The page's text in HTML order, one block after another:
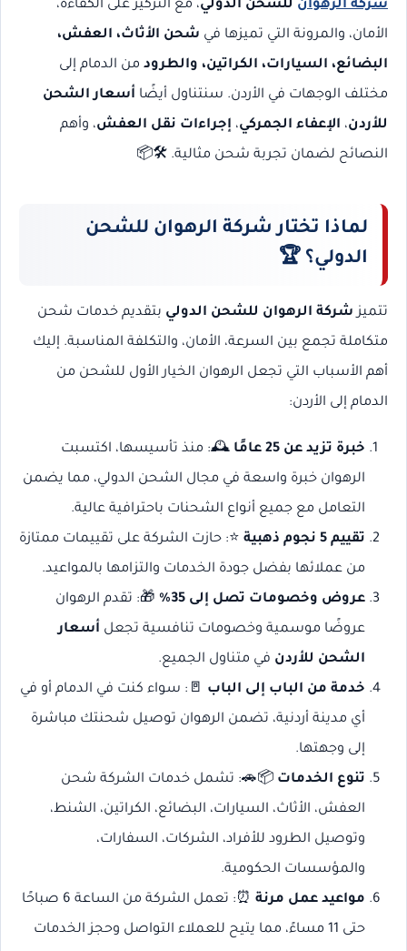
شركة الرهوان للشحن الدولي، مع التركيز على الكفاءة،
الأمان، والمرونة التي تميزها في شحن الأثاث، العفش،
البضائع، السيارات، الكراتين، والطرود من الدمام إلى
مختلف الوجهات في الأردن. سنتناول أيضًا أسعار الشحن
للأردن، الإعفاء الجمركي، إجراءات نقل العفش، وأهم
النصائح لضمان تجربة شحن مثالية. 🛠️📦
لماذا تختار شركة الرهوان للشحن
الدولي؟ 🏆
تتميز شركة الرهوان للشحن الدولي بتقديم خدمات شحن
متكاملة تجمع بين السرعة، الأمان، والتكلفة المناسبة. إليك
أهم الأسباب التي تجعل الرهوان الخيار الأول للشحن من
الدمام إلى الأردن:
خبرة تزيد عن 25 عامًا
🕰️: منذ تأسيسها، اكتسبت
الرهوان خبرة واسعة في مجال الشحن الدولي، مما يضمن
التعامل مع جميع أنواع الشحنات باحترافية عالية.
تقييم 5 نجوم ذهبية
⭐: حازت الشركة على تقييمات ممتازة
من عملائها بفضل جودة الخدمات والتزامها بالمواعيد.
عروض وخصومات تصل إلى 35%
🎁: تقدم الرهوان
عروضًا موسمية وخصومات تنافسية تجعل أسعار
الشحن للأردن في متناول الجميع.
خدمة من الباب إلى الباب 🚪: سواء كنت في الدمام أو في
أي مدينة أردنية، تضمن الرهوان توصيل شحنتك مباشرة
إلى وجهتها.
تنوع الخدمات 📦🚗: تشمل خدمات الشركة شحن
العفش، الأثاث، السيارات، البضائع، الكراتين، الشنط،
وتوصيل الطرود للأفراد، الشركات، السفارات،
والمؤسسات الحكومية.
مواعيد عمل مرنة
⏰: تعمل الشركة من الساعة 6 صباحًا
حتى 11 مساءً، مما يتيح للعملاء التواصل وحجز الخدمات